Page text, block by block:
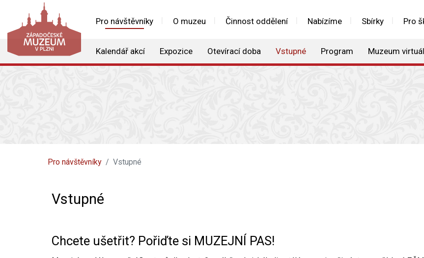
Pro návštěvníky O muzeu Činnost oddělení Nabízíme Sbírky Pro
Kalendář akcí Expozice Otevírací doba Vstupné Program Muzeum
Pro návštěvníky Vstupné
Vstupné
Chcete ušetřit? Pořiďte si MUZEJNÍ PAS!